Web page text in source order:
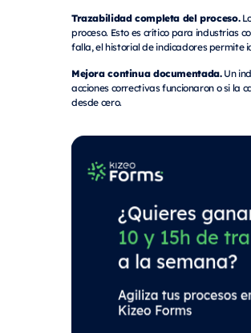
Trazabilidad completa del proceso.
proceso. Esto es crítico para industrias
falla, el historial de indicadores permite
Mejora continua documentada.Un
acciones correctivas funcionaron o si la
desde cero.